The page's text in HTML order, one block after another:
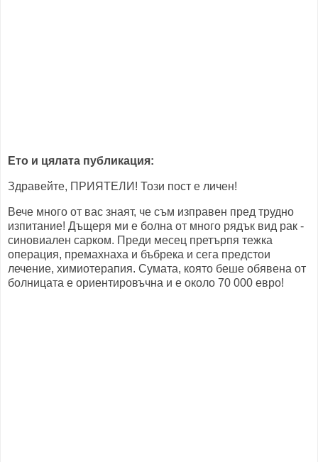
Ето и цялата публикация:
Здравейте, ПРИЯТЕЛИ! Този пост е личен!
Вече много от вас знаят, че съм изправен пред трудно
изпитание! Дъщеря ми е болна от много рядък вид рак -
синовиален сарком. Преди месец претърпя тежка
операция, премахнаха и бъбрека и сега предстои
лечение, химиотерапия. Сумата, която беше обявена от
болницата е ориентировъчна и е около 70 000 евро!